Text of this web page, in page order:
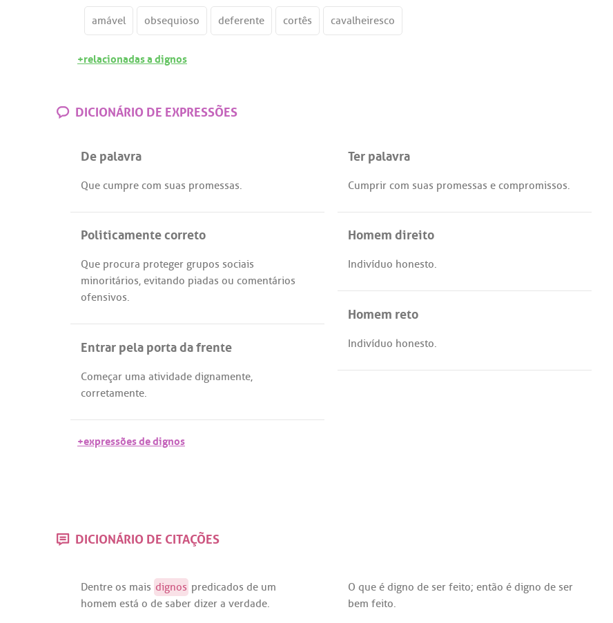
amável obsequioso deferente cortês cavalheiresco
+relacionadas a dignos
DICIONÁRIO DE EXPRESSÕES
De palavra
Que cumpre com suas promessas.
Ter palavra
Cumprir com suas promessas e compromissos.
Politicamente correto
Que procura proteger grupos sociais
minoritários, evitando piadas ou comentários
ofensivos.
Homem direito
Indivíduo honesto.
Homem reto
Indivíduo honesto.
Entrar pela porta da frente
Começar uma atividade dignamente,
corretamente.
+expressões de dignos
DICIONÁRIO DE CITAÇÕES
Dentre os mais dignos predicados de um
homem está o de saber dizer a verdade.
O que é digno de ser feito; então é digno de ser
bem feito.